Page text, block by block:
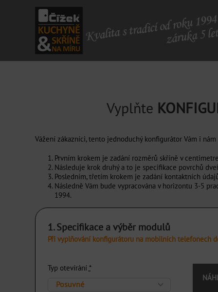
Vyplňte
Vážení zákazníci, tento jednoduchý konfigurátor Vám i
Prvním krokem je zadání rozměrů skříně v
Následuje krok druhý a to je specifikace povrchů
Posledním, třetím krokem je zadání kontaktních
Následně Vám bude vypracována v horizontu 3-5
1994.
1. Specifikace a výběr modulů
Při vyplňování konfigurátoru na mobilních telefonech
Typ otevírání *